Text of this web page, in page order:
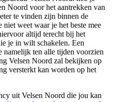
Noord voor het aantrekken van
te vinden zijn binnen de
weet waar je het beste mee
altijd terecht bij het
je in wilt schakelen. Een
namelijk ten alle tijden voorzien
Velsen Noord zal bekijken op
versterkt kan worden op het
uit Velsen Noord die jou kan